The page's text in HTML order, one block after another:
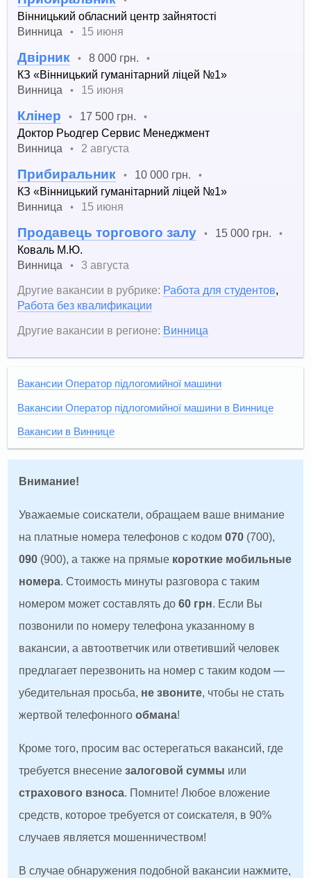
Вінницький обласний центр зайнятості
Винница
• 15 июня
Двірник • 8 000 грн. •
КЗ «Вінницький гуманітарний ліцей №1»
Винница
• 15 июня
Клінер • 17 500 грн. •
Доктор Рьодгер Сервис Менеджмент
Винница
• 2 августа
Прибиральник • 10 000 грн. •
КЗ «Вінницький гуманітарний ліцей №1»
Винница
• 15 июня
Продавець торгового залу • 15 000 грн. •
Коваль М.Ю.
Винница
•
3 августа
Другие вакансии в рубрике: Работа для студентов,
Работа без квалификации
Другие вакансии в регионе: Винница
Вакансии Оператор підлогомийної машини
Вакансии Оператор підлогомийної машини в Виннице
Вакансии в Виннице
Внимание!
Уважаемые соискатели, обращаем ваше внимание
на платные номера телефонов с кодом070 (700),
090 (900), а также на прямые короткие мобильные
номера. Стоимость минуты разговора с таким
номером может составлять до60 грн. Если Вы
позвонили по номеру телефона указанному в
вакансии, а автоответчик или ответивший человек
предлагает перезвонить на номер с таким кодом —
убедительная просьба, не звоните, чтобы не стать
жертвой телефонногообмана!
Кроме того, просим вас остерегаться вакансий, где
требуется внесениезалоговой суммы или
страхового взноса. Помните! Любое вложение
средств, которое требуется от соискателя, в 90%
случаев является мошенничеством!
В случае обнаружения подобной вакансии нажмите,